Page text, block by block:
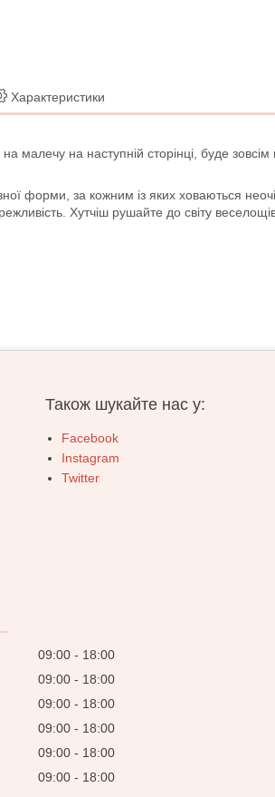
Характеристики
малечу на наступній сторінці, буде
форми, за кожним із яких ховаються
Хутчіш рушайте до світу
Також шукайте нас у:
Facebook
Instagram
Twitter
09:00
18:00
09:00
18:00
09:00
18:00
09:00
18:00
09:00
18:00
09:00
18:00